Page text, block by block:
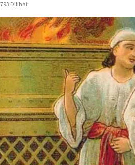
793 Dilihat